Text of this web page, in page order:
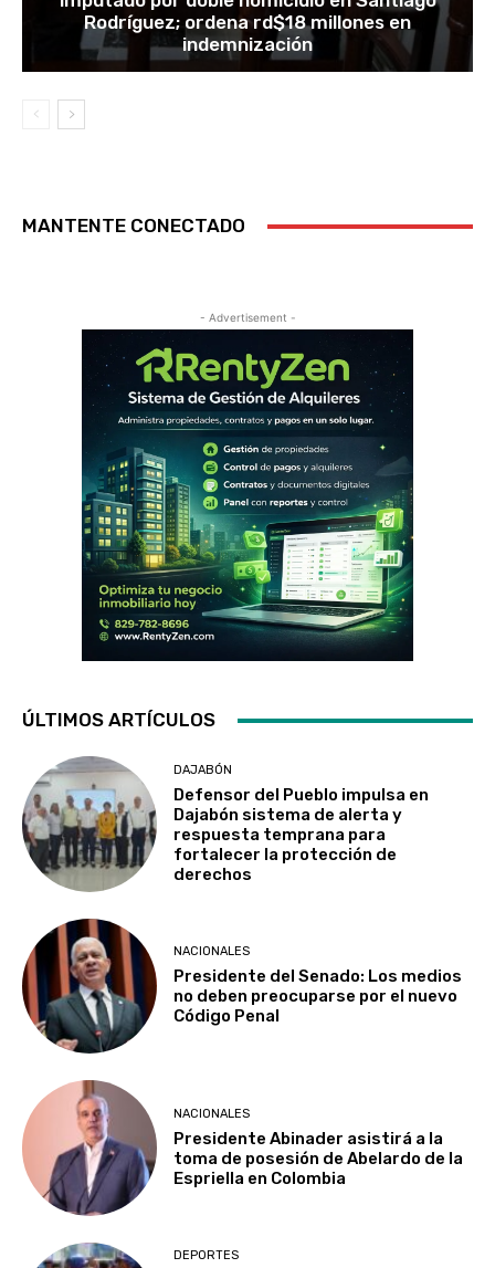
Rodríguez; ordena rd$18 millones en
indemnización
MANTENTE CONECTADO
- Advertisement -
ÚLTIMOS ARTÍCULOS
DAJABÓN
Defensor del Pueblo impulsa en
Dajabón sistema de alerta y
respuesta temprana para
fortalecer la protección de
derechos
NACIONALES
Presidente del Senado: Los medios
no deben preocuparse por el nuevo
Código Penal
NACIONALES
Presidente Abinader asistirá a la
toma de posesión de Abelardo de la
Espriella en Colombia
DEPORTES